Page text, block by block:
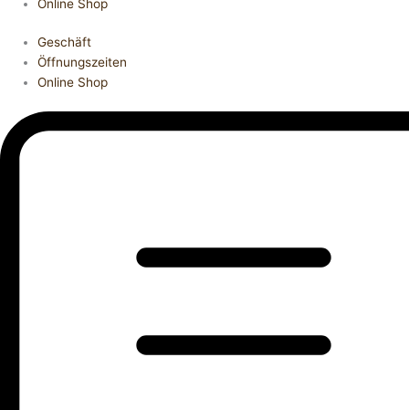
Online Shop
Geschäft
Öffnungszeiten
Online Shop